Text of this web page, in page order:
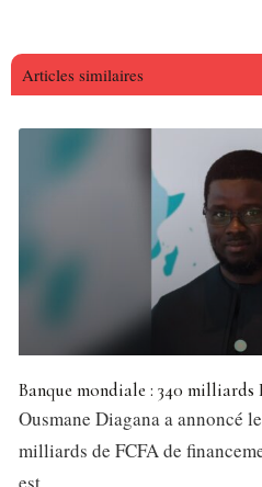
Articles similaires
Banque mondiale : 340 milliards
Ousmane Diagana a annoncé
milliards de FCFA de